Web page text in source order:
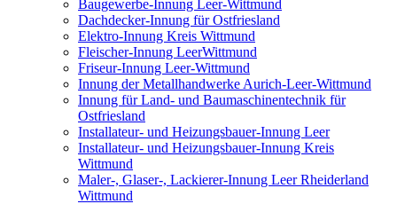
Baugewerbe-Innung Leer-Wittmund
Dachdecker-Innung für Ostfriesland
Elektro-Innung Kreis Wittmund
Fleischer-Innung LeerWittmund
Friseur-Innung Leer-Wittmund
Innung der Metallhandwerke Aurich-Leer-Wittmund
Innung für Land- und Baumaschinentechnik für
Ostfriesland
Installateur- und Heizungsbauer-Innung Leer
Installateur- und Heizungsbauer-Innung Kreis
Wittmund
Maler-, Glaser-, Lackierer-Innung Leer Rheiderland
Wittmund